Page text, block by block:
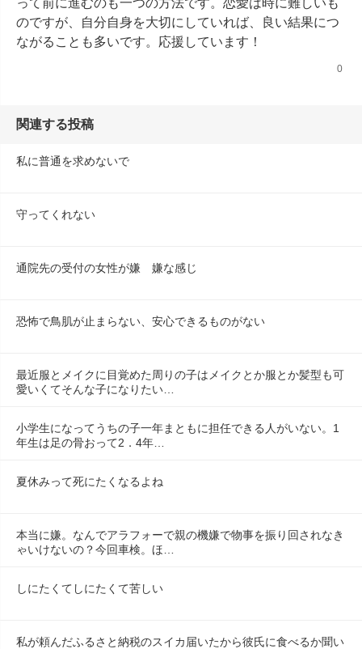
って前に進むのも一つの方法です。恋愛は時に難しいも
のですが、自分自身を大切にしていれば、良い結果につ
ながることも多いです。応援しています！
0
関連する投稿
私に普通を求めないで
守ってくれない
通院先の受付の女性が嫌　嫌な感じ
恐怖で鳥肌が止まらない、安心できるものがない
最近服とメイクに目覚めた周りの子はメイクとか服とか髪型も可
愛いくてそんな子になりたい…
小学生になってうちの子一年まともに担任できる人がいない。1
年生は足の骨おって2．4年…
夏休みって死にたくなるよね
本当に嫌。なんでアラフォーで親の機嫌で物事を振り回されなき
ゃいけないの？今回車検。ほ…
しにたくてしにたくて苦しい
私が頼んだふるさと納税のスイカ届いたから彼氏に食べるか聞い